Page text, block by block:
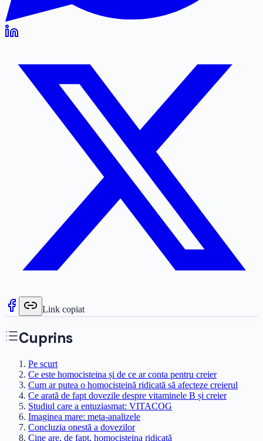
Link copiat
Cuprins
Pe scurt
Ce este homocisteina și de ce ar conta pentru creier
Cum ar putea o homocisteină ridicată să afecteze creierul
Ce arată de fapt dovezile despre vitaminele B și creier
Studiul care a entuziasmat: VITACOG
Imaginea mare: meta-analizele
Concluzia onestă a dovezilor
Cine are, de fapt, homocisteina ridicată